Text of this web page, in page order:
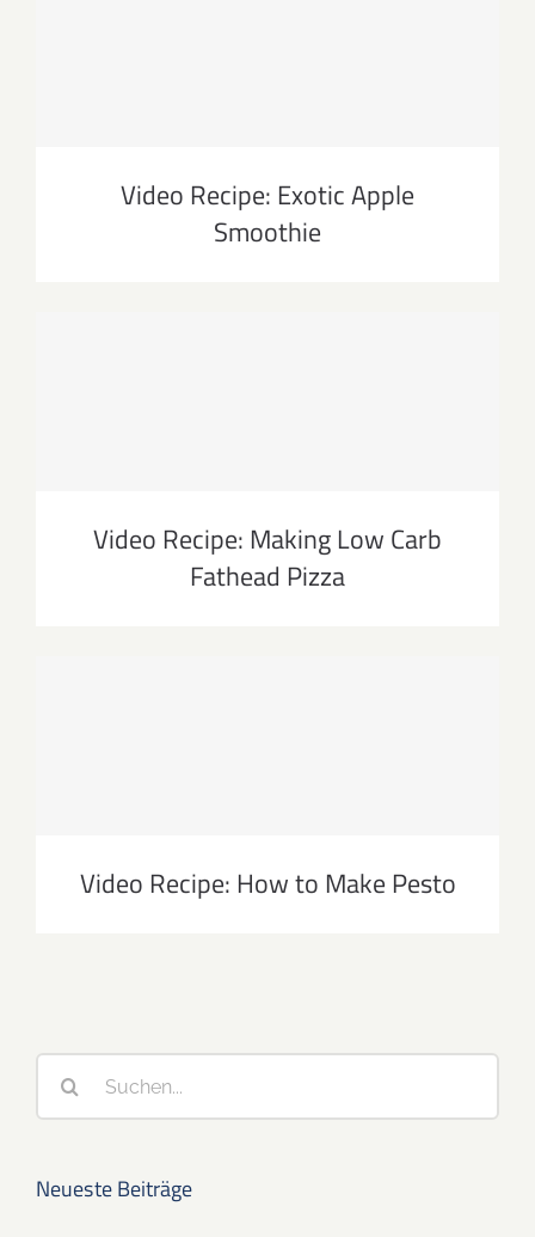
Video Recipe: Exotic Apple
Smoothie
Video Recipe: Making Low Carb
Fathead Pizza
Video Recipe: How to Make Pesto
Neueste Beiträge